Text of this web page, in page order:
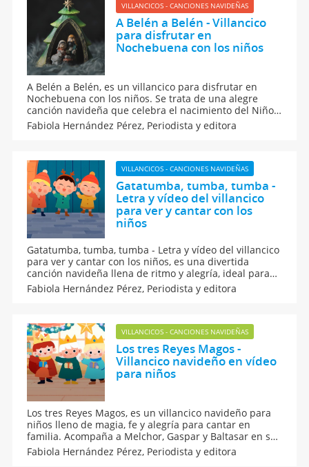
VILLANCICOS - CANCIONES NAVIDEÑAS
A Belén a Belén - Villancico
para disfrutar en
Nochebuena con los niños
A Belén a Belén, es un villancico para disfrutar en
Nochebuena con los niños. Se trata de una alegre
canción navideña que celebra el nacimiento del Niño
Jesús y que se puede cantar en familia, en el colegio o
junto al árbol en la Nochebuena. Sin duda, un clásico
Fabiola Hernández Pérez, Periodista y editora
VILLANCICOS - CANCIONES NAVIDEÑAS
Gatatumba, tumba, tumba -
Letra y vídeo del villancico
para ver y cantar con los
niños
Gatatumba, tumba, tumba - Letra y vídeo del villancico
para ver y cantar con los niños, es una divertida
canción navideña llena de ritmo y alegría, ideal para
enseñar a los más pequeños el espíritu de la Navidad
a través de la música. Es hora de cantar, bailar y
Fabiola Hernández Pérez, Periodista y editora
VILLANCICOS - CANCIONES NAVIDEÑAS
Los tres Reyes Magos -
Villancico navideño en vídeo
para niños
Los tres Reyes Magos, es un villancico navideño para
niños lleno de magia, fe y alegría para cantar en
familia. Acompaña a Melchor, Gaspar y Baltasar en su
viaje guiados por la estrella de Belén a ver al Niño
Jesús. Es perfecto para enseñar valores y disfrutar del
Fabiola Hernández Pérez, Periodista y editora